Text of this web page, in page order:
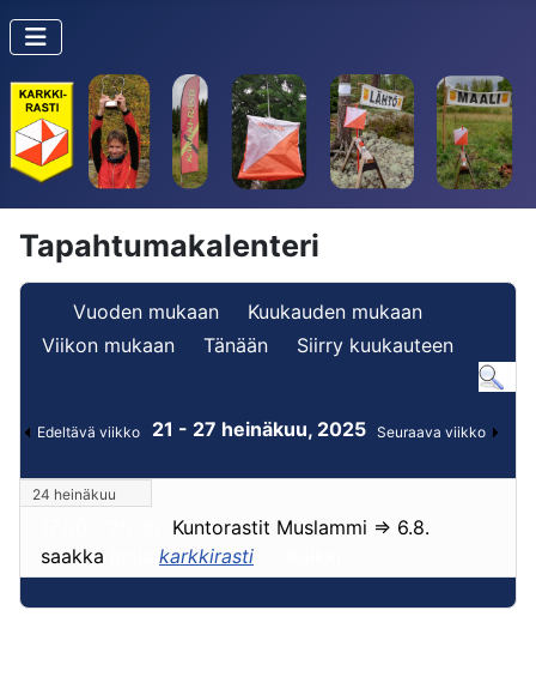
Tapahtumakalenteri
Vuoden mukaan
Kuukauden mukaan
Viikon mukaan
Tänään Siirry kuukauteen
Edeltävä viikko 21 - 27 heinäkuu, 2025 Seuraava viikko
24 heinäkuu
Kuntorastit Muslammi => 6.8.
saakka
karkkirasti